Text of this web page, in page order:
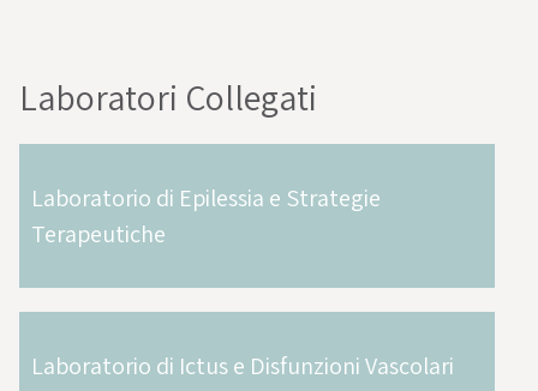
Laboratori Collegati
Laboratorio di Epilessia e Strategie
Terapeutiche
Laboratorio di Ictus e Disfunzioni Vascolari